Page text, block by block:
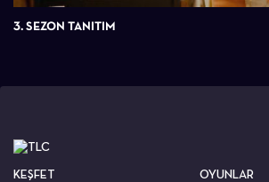
3. SEZON TANITIM
KEŞFET
OYUNLAR